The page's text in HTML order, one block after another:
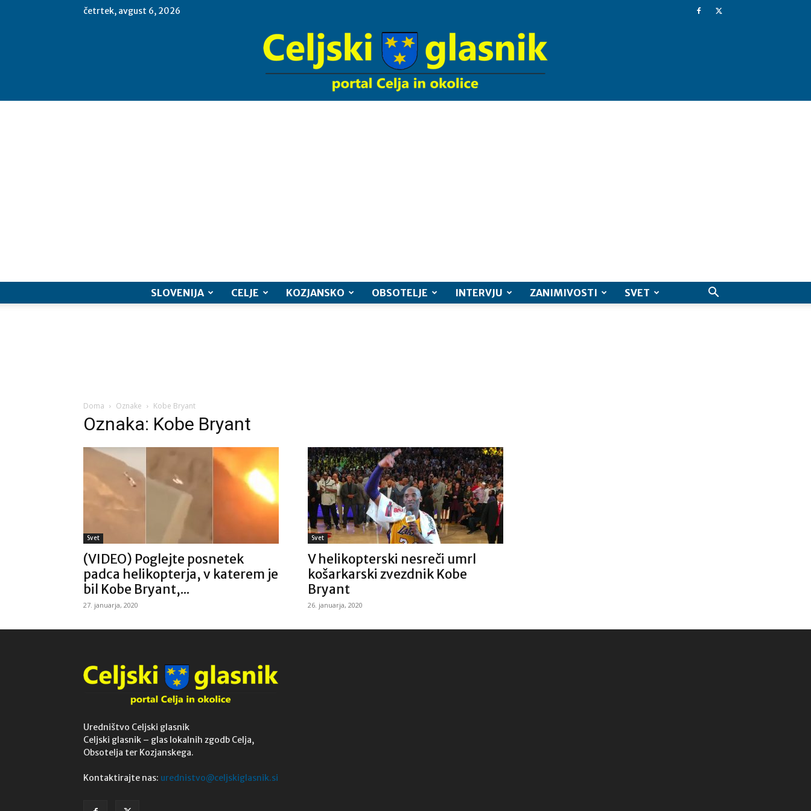
četrtek, avgust 6, 2026
SLOVENIJA CELJE KOZJANSKO OBSOTELJE INTERVJU ZANIMIVOSTI SVET
Doma Oznake Kobe Bryant
Oznaka: Kobe Bryant
Svet
(VIDEO) Poglejte posnetek
padca helikopterja, v katerem je
bil Kobe Bryant,...
27. januarja, 2020
Svet
V helikopterski nesreči umrl
košarkarski zvezdnik Kobe
Bryant
26. januarja, 2020
Uredništvo Celjski glasnik
Celjski glasnik – glas lokalnih zgodb Celja,
Obsotelja ter Kozjanskega.
Kontaktirajte nas: urednistvo@celjskiglasnik.si